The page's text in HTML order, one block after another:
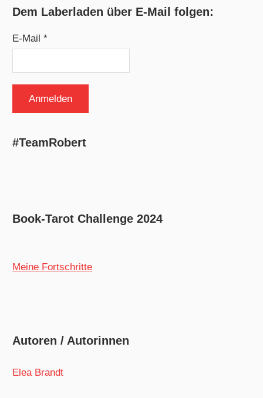
Dem Laberladen über E-Mail folgen:
E-Mail *
#TeamRobert
Book-Tarot Challenge 2024
Meine Fortschritte
Autoren / Autorinnen
Elea Brandt